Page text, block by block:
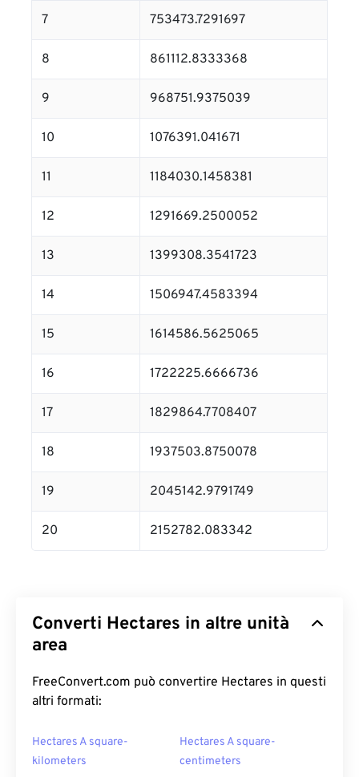
7 753473.7291697
8 861112.8333368
9 968751.9375039
10 1076391.041671
11 1184030.1458381
12 1291669.2500052
13 1399308.3541723
14 1506947.4583394
15 1614586.5625065
16 1722225.6666736
17 1829864.7708407
18 1937503.8750078
19 2045142.9791749
20 2152782.083342
Converti Hectares in altre unità
area
FreeConvert.com può convertire Hectares in questi
altri formati:
Hectares A square-
kilometers
Hectares A square-
centimeters